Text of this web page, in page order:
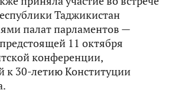
Таджикистан
палат парламентов —
11 октября
конференции,
к 30-летию Конституции